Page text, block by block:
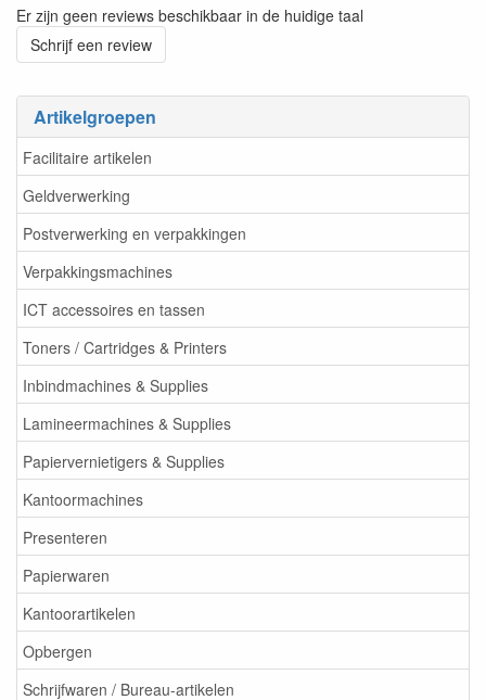
Artikelgroepen
Facilitaire artikelen
Geldverwerking
Postverwerking en verpakkingen
Verpakkingsmachines
ICT accessoires en tassen
Toners / Cartridges & Printers
Inbindmachines & Supplies
Lamineermachines & Supplies
Papiervernietigers & Supplies
Kantoormachines
Presenteren
Papierwaren
Kantoorartikelen
Opbergen
Schrijfwaren / Bureau-artikelen
Er zijn geen reviews beschikbaar in de huidige taal
Schrijf een review